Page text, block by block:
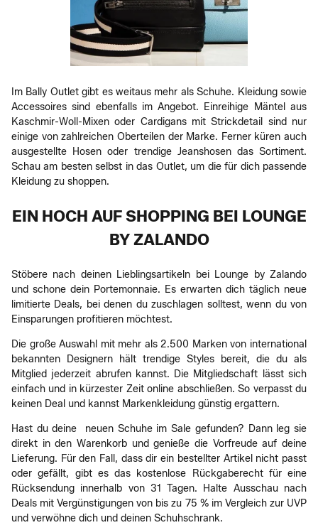
Im Bally Outlet gibt es weitaus mehr als Schuhe. Kleidung sowie
Accessoires sind ebenfalls im Angebot. Einreihige Mäntel aus
Kaschmir-Woll-Mixen oder Cardigans mit Strickdetail sind nur
einige von zahlreichen Oberteilen der Marke. Ferner küren auch
ausgestellte Hosen oder trendige Jeanshosen das Sortiment.
Schau am besten selbst in das Outlet, um die für dich passende
Kleidung zu shoppen.
EIN HOCH AUF SHOPPING BEI LOUNGE
BY ZALANDO
Stöbere nach deinen Lieblingsartikeln bei Lounge by Zalando
und schone dein Portemonnaie. Es erwarten dich täglich neue
limitierte Deals, bei denen du zuschlagen solltest, wenn du von
Einsparungen profitieren möchtest.
Die große Auswahl mit mehr als 2.500 Marken von international
bekannten Designern hält trendige Styles bereit, die du als
Mitglied jederzeit abrufen kannst. Die Mitgliedschaft lässt sich
einfach und in kürzester Zeit online abschließen. So verpasst du
keinen Deal und kannst Markenkleidung günstig ergattern.
Hast du deine neuen Schuhe im Sale gefunden? Dann leg sie
direkt in den Warenkorb und genieße die Vorfreude auf deine
Lieferung. Für den Fall, dass dir ein bestellter Artikel nicht passt
oder gefällt, gibt es das kostenlose Rückgaberecht für eine
Rücksendung innerhalb von 31 Tagen. Halte Ausschau nach
Deals mit Vergünstigungen von bis zu 75 % im Vergleich zur UVP
und verwöhne dich und deinen Schuhschrank.